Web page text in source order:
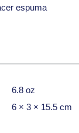
espuma
6.8 oz
6 × 3 × 15.5 cm